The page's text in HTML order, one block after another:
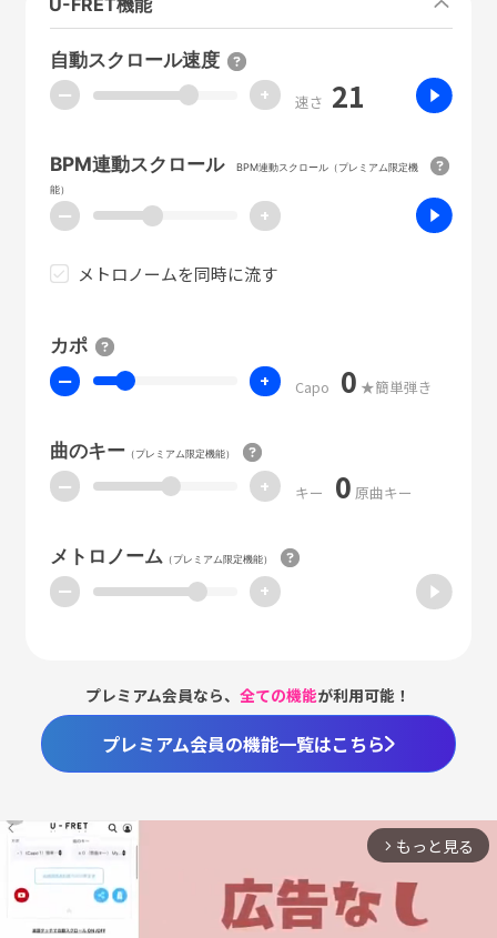
自動スクロール速度
ー + 速さ 21
BPM連動スクロール
BPM連動スクロール（プレミアム限定機
能）
ー +
メトロノームを同時に流す
カポ
ー + Capo 0 ★簡単弾き
曲のキー（プレミアム限定機能）
ー + キー 0 原曲キー
メトロノーム （プレミアム限定機能）
ー +
プレミアム会員なら、全ての機能が利用可能！
プレミアム会員の機能一覧はこちら
arrow_forward_ios もっと見る